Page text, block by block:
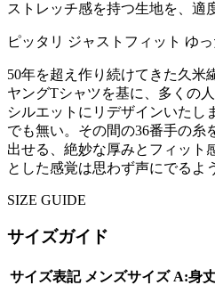
ストレッチ感を持つ生地を、適
ピッタリ ジャストフィット ゆっ
50年を超え作り続けてきた久米
ヤングTシャツを基に、多くの
シルエットにリデザインいたし
でも無い。その間の36番手の糸
出せる、絶妙な厚みとフィット
とした感覚は思わず声にでるよ
SIZE GUIDE
サイズガイド
サイズ表記 メンズサイズ A:身